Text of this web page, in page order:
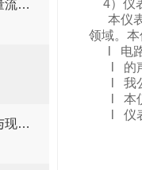
罗迪克管道式流量计：准确测量流体的精密工具
压缩空气流量计类型对比选型与现场安装维修要点
4）仪
本仪
领域。 本
电
的
我
本
仪